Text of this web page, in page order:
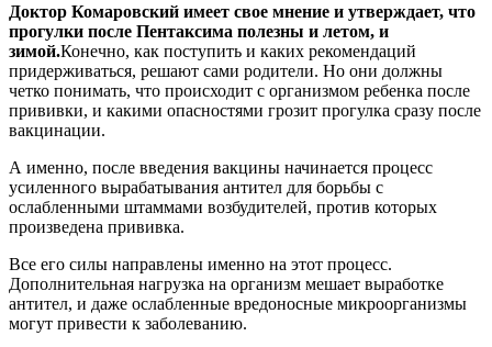
Доктор Комаровский имеет свое мнение и утверждает, что
прогулки после Пентаксима полезны и летом, и
зимой.Конечно, как поступить и каких рекомендаций
придерживаться, решают сами родители. Но они должны
четко понимать, что происходит с организмом ребенка после
прививки, и какими опасностями грозит прогулка сразу после
вакцинации.
А именно, после введения вакцины начинается процесс
усиленного вырабатывания антител для борьбы с
ослабленными штаммами возбудителей, против которых
произведена прививка.
Все его силы направлены именно на этот процесс.
Дополнительная нагрузка на организм мешает выработке
антител, и даже ослабленные вредоносные микроорганизмы
могут привести к заболеванию.